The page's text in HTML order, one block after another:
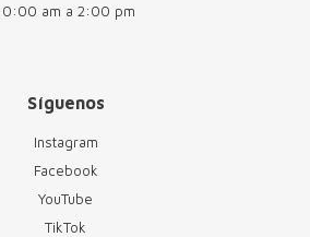
am a 2:00 pm
Síguenos
Instagram
Facebook
YouTube
TikTok